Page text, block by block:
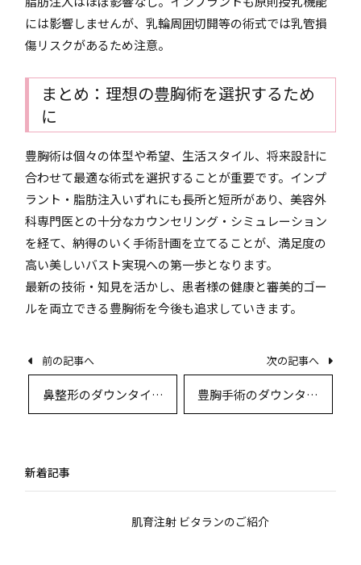
には影響しませんが、乳輪周囲切開等の術式では乳管損
傷リスクがあるため注意。
まとめ：理想の豊胸術を選択するため
に
豊胸術は個々の体型や希望、生活スタイル、将来設計に
合わせて最適な術式を選択することが重要です。インプ
ラント・脂肪注入いずれにも長所と短所があり、美容外
科専門医との十分なカウンセリング・シミュレーション
を経て、納得のいく手術計画を立てることが、満足度の
高い美しいバスト実現への第一歩となります。
最新の技術・知見を活かし、患者様の健康と審美的ゴー
ルを両立できる豊胸術を今後も追求していきます。
前の記事へ
鼻整形のダウンタイム
と回復期間を徹底解説
次の記事へ
豊胸手術のダウンタイ
ムと回復期間を徹底解
新着記事
肌育注射 ビタランのご紹介